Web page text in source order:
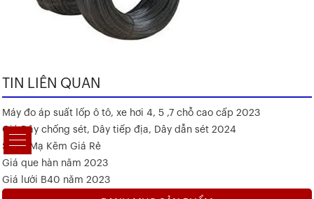
TIN LIÊN QUAN
Máy đo áp suất lốp ô tô, xe hơi 4, 5 ,7 chỗ cao cấp 2023
Giá Dây chống sét, Dây tiếp địa, Dây dẫn sét 2024
Sắt V Mạ Kẽm Giá Rẻ
Giá que hàn năm 2023
Giá lưới B40 năm 2023